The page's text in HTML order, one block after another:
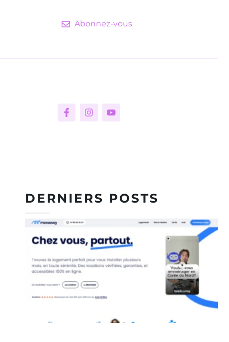
Abonnez-vous
DERNIERS POSTS